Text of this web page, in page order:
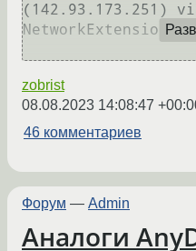
(142.93.173.251)
zobrist
08.08.2023 14:08:47
46 комментариев
Форум — Admin
Аналоги